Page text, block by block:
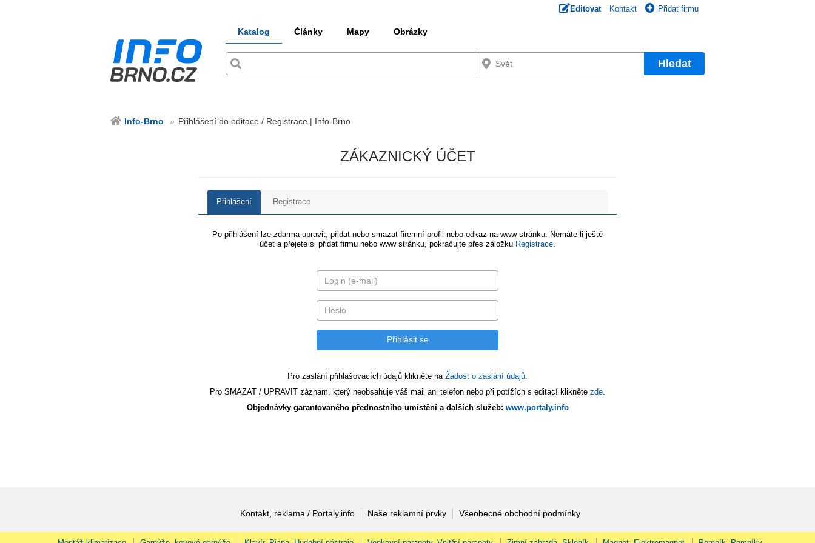
Editovat Kontakt Přidat firmu
Katalog Články Mapy Obrázky
Hledat
Info-Brno Přihlášení do editace / Registrace | Info-Brno
ZÁKAZNICKÝ ÚČET
Přihlášení Registrace
Po přihlášení lze zdarma upravit, přidat nebo smazat firemní profil nebo odkaz na www stránku. Nemáte-li ještě
účet a přejete si přidat firmu nebo www stránku, pokračujte přes záložku Registrace
Pro zaslání přihlašovacích údajů klikněte na Žádost o zaslání údajů.
Pro SMAZAT / UPRAVIT záznam, který neobsahuje váš mail ani telefon nebo při potížích s editací klikněte zde
Objednávky garantovaného přednostního umístění a dalších služeb: www.portaly.info
Kontakt, reklama / Portaly.info Naše reklamní prvky Všeobecné obchodní podmínky